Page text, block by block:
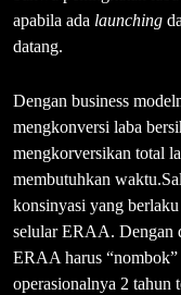
apabila ada launching
datang.
Dengan business
mengkonversi laba
mengkorversikan total
membutuhkan
konsinyasi yang
selular ERAA. Dengan
ERAA harus
operasionalnya 2 tahun